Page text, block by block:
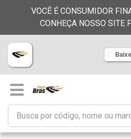
VOCÊ É CONSUMIDOR
CONHEÇA NOSSO SITE